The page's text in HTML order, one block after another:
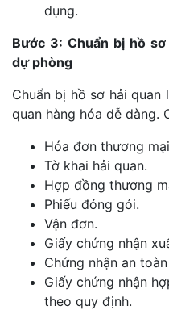
dụng.
Bước 3: Chuẩn bị hồ
dự phòng
Chuẩn bị hồ sơ hải
quan hàng hóa dễ dàng.
Hóa đơn thương
Tờ khai hải quan.
Hợp đồng thương
Phiếu đóng gói.
Vận đơn.
Giấy chứng nhận
Chứng nhận an
Giấy chứng nhận
theo quy định.